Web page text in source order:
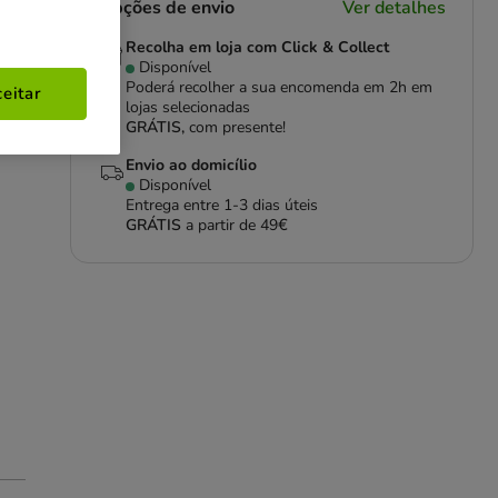
Opções de envio Ver detalhes
Recolha em loja com Click & Collect
Disponível
Poderá recolher a sua encomenda em 2h em
lojas selecionadas
GRÁTIS,com presente!
Envio ao domicílio
Disponível
Entrega entre 1-3 dias úteis
GRÁTIS a partir de 49€